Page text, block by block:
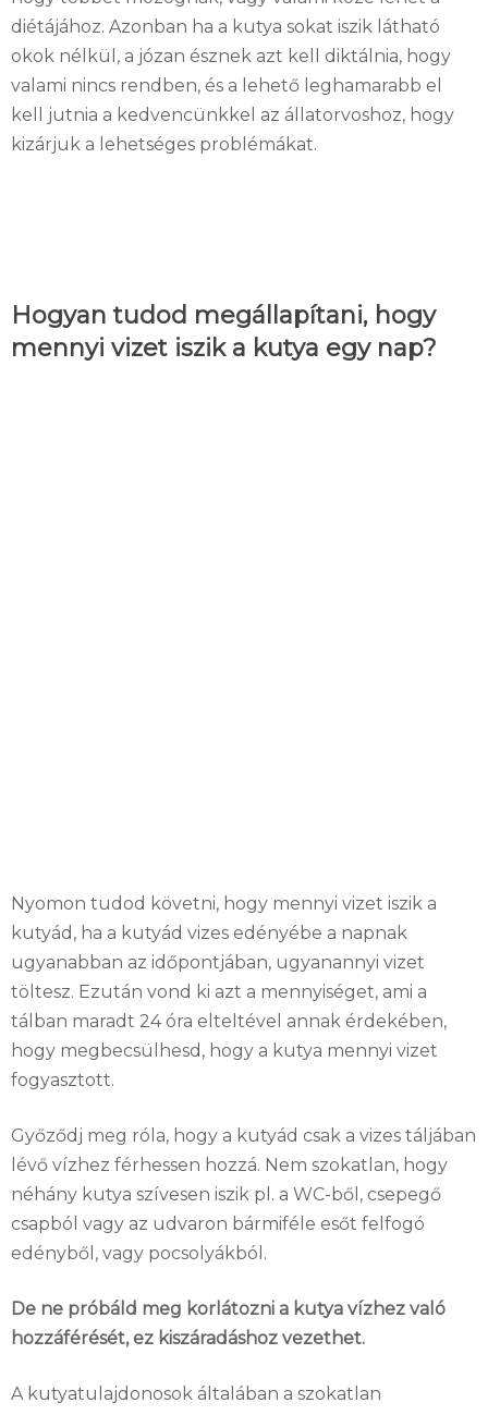
diétájához. Azonban ha a kutya sokat iszik látható
okok nélkül, a józan észnek azt kell diktálnia, hogy
valami nincs rendben, és a lehető leghamarabb el
kell jutnia a kedvencünkkel az állatorvoshoz, hogy
kizárjuk a lehetséges problémákat.
Hogyan tudod megállapítani, hogy
mennyi vizet iszik a kutya egy nap?
Nyomon tudod követni, hogy mennyi vizet iszik a
kutyád, ha a kutyád vizes edényébe a napnak
ugyanabban az időpontjában, ugyanannyi vizet
töltesz. Ezután vond ki azt a mennyiséget, ami a
tálban maradt 24 óra elteltével annak érdekében,
hogy megbecsülhesd, hogy a kutya mennyi vizet
fogyasztott.
Győződj meg róla, hogy a kutyád csak a vizes táljában
lévő vízhez férhessen hozzá. Nem szokatlan, hogy
néhány kutya szívesen iszik pl. a WC-ből, csepegő
csapból vagy az udvaron bármiféle esőt felfogó
edényből, vagy pocsolyákból.
De ne próbáld meg korlátozni a kutya vízhez való
hozzáférését, ez kiszáradáshoz vezethet.
A kutyatulajdonosok általában a szokatlan